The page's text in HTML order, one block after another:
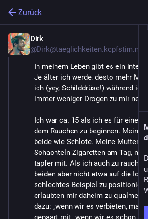
Zurück
Dirk
@Dirk@taeglichkeiten.kopfstim.me
In meinem Leben gibt es ein
Je älter ich werde, desto mehr
ich (yey, Schilddrüse!) während ich
immer weniger Drogen zu mir
Ich war ca. 15 als ich es für eine
dem Rauchen zu beginnen. Meine
beide wie Schlote. Meine Mutter
Schachteln Zigaretten am Tag,
tapfer mit. Als ich auch zu rauchen
beiden aber nicht etwa auf die
schlechtes Beispiel zu
erlaubten mir daheim zu qualmen.
dazu: „wenn wir es verbieten,
gepaart mit „wenn wir es schon